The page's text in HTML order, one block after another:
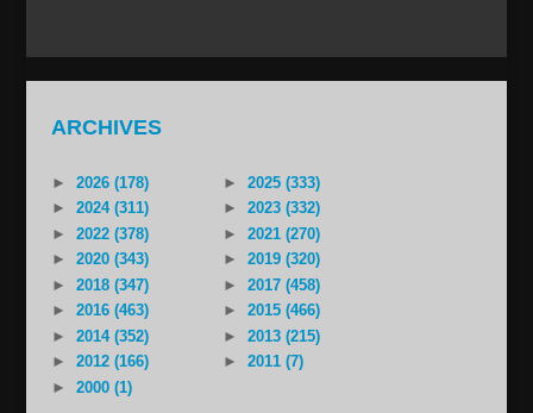
ARCHIVES
► 2026 (178) ►
2025 (333)
►
2024 (311) ►
2023 (332)
►
2022 (378) ►
2021 (270)
►
2020 (343) ►
2019 (320)
►
2018 (347) ►
2017 (458)
►
2016 (463) ►
2015 (466)
►
2014 (352) ►
2013 (215)
►
2012 (166) ►
2011 (7)
►
2000 (1)